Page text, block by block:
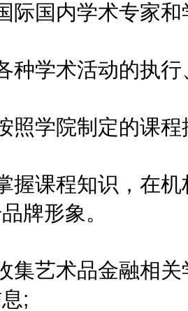
国内学术专家和
学术活动的执行
学院制定的课程
课程知识，在机
牌形象。
艺术品金融相关
;